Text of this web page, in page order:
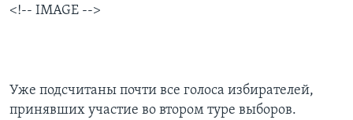
<!-- IMAGE -->
Уже подсчитаны почти все голоса избирателей,
принявших участие во втором туре выборов.